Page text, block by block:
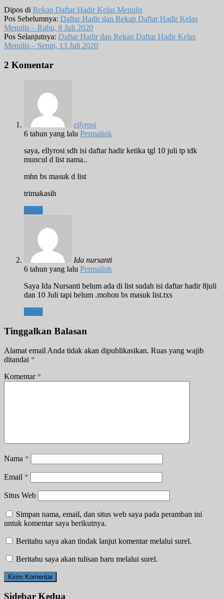
Dipos di Rekap Daftar Hadir Kelas Menulis
Pos Sebelumnya: Daftar Hadir dan Rekap Daftar Hadir Kelas
Menulis – Rabu, 8 Juli 2020
Pos Selanjutnya: Daftar Hadir dan Rekap Daftar Hadir Kelas
Menulis – Senin, 13 Juli 2020
2 Komentar
ellyrosi
6 tahun yang lalu Permalink
saya, ellyrosi sdh isi daftar hadir ketika tgl 10 juli tp tdk
muncul d list nama..
mhn bs masuk d list
trimakasih
Reply
Ida nursanti
6 tahun yang lalu Permalink
Saya Ida Nursanti belum ada di list sudah isi daftar hadir 8juli
dan 10 Juli tapi belum .mohon bs masuk list.txs
Reply
Tinggalkan Balasan
Alamat email Anda tidak akan dipublikasikan. Ruas yang wajib
ditandai *
Komentar *
Nama *
Email *
Situs Web
Simpan nama, email, dan situs web saya pada peramban ini
untuk komentar saya berikutnya.
Beritahu saya akan tindak lanjut komentar melalui surel.
Beritahu saya akan tulisan baru melalui surel.
Sidebar Kedua